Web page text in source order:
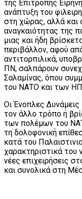
της Επιτροπής
ανάπτυξη του
στη χώρας, αλλά και
αναγκαιότητας της
μιας και ήδη
περιβάλλον, αφού
αντιτορπιλικά,
ΠΝ, σαλπάρουν
Σαλαμίνας, όπου
του ΝΑΤΟ και των
Οι Ένοπλες
τον άλλο τρόπο ή
των πολέμων του
τη δολοφονική
κατά του
χαρακτηριστικά του
νέες επιχειρήσεις
και συνολικά στη